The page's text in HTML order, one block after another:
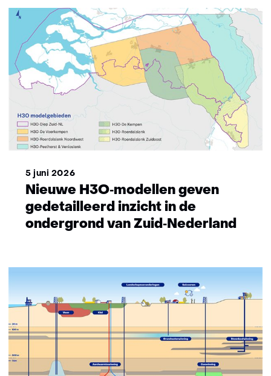
5 juni 2026
Nieuwe H3O‑modellen geven
gedetailleerd inzicht in de
ondergrond van Zuid‑Nederland